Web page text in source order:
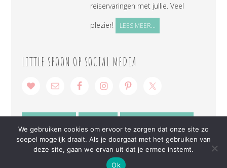
reiservaringen met jullie. Veel
plezier!
LEES MEER...
LITTLE SPOON OP SOCIAL MEDIA
COPYRIGHT © 2026 · LITTLE SPOON
We gebruiken cookies om ervoor te zorgen dat onze site zo
soepel mogelijk draait. Als je doorgaat met het gebruiken van
deze site, gaan we ervan uit dat je ermee instemt.
Ok